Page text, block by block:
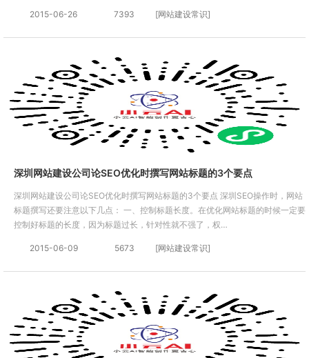
2015-06-26 7393 [网站建设常识]
深圳网站建设公司论SEO优化时撰写网站标题的3个要点
深圳网站建设公司论SEO优化时撰写网站标题的3个要点 深圳SEO操作时，网站
标题撰写还要注意以下几点： 一、控制标题长度。在优化网站标题的时候一定要
控制好标题的长度，因为标题过长，针对性就不强了，权…
2015-06-09 5673 [网站建设常识]